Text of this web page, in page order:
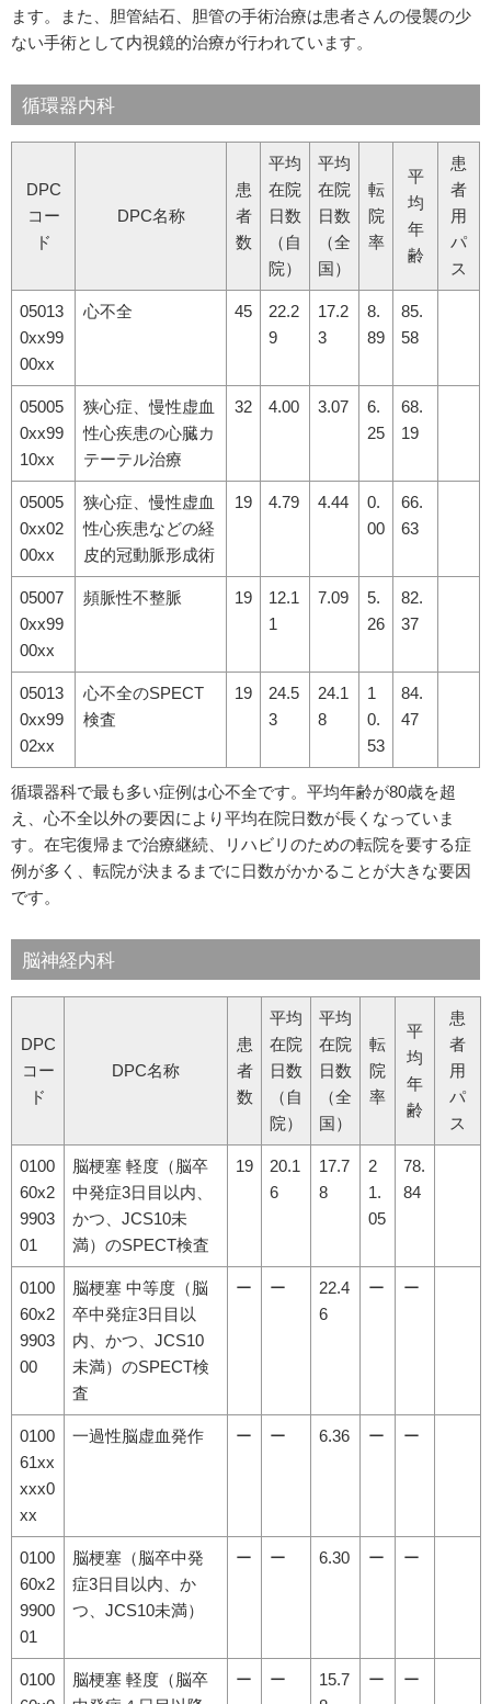
ます。また、胆管結石、胆管の手術治療は患者さんの侵襲の少
ない手術として内視鏡的治療が行われています。
循環器内科
DPC
コー
ド
DPC名称
患
者
数
平均
在院
日数
（自
院）
平均
在院
日数
（全
国）
転
院
率
平
均
年
齢
患
者
用
パ
ス
05013
0xx99
00xx
心不全 45
22.2
9
17.2
3
8.
89
85.
58
05005
0xx99
10xx
狭心症、慢性虚血
性心疾患の心臓カ
テーテル治療
32 4.00 3.07
6.
25
68.
19
05005
0xx02
00xx
狭心症、慢性虚血
性心疾患などの経
皮的冠動脈形成術
19 4.79 4.44
0.
00
66.
63
05007
0xx99
00xx
頻脈性不整脈 19
12.1
1
7.09
5.
26
82.
37
05013
0xx99
02xx
心不全のSPECT
検査
19
24.5
3
24.1
8
1
0.
53
84.
47
循環器科で最も多い症例は心不全です。平均年齢が80歳を超
え、心不全以外の要因により平均在院日数が長くなっていま
す。在宅復帰まで治療継続、リハビリのための転院を要する症
例が多く、転院が決まるまでに日数がかかることが大きな要因
です。
脳神経内科
DPC
コー
ド
DPC名称
患
者
数
平均
在院
日数
（自
院）
平均
在院
日数
（全
国）
転
院
率
平
均
年
齢
患
者
用
パ
ス
0100
60x2
9903
01
脳梗塞 軽度（脳卒
中発症3日目以内、
かつ、JCS10未
満）のSPECT検査
19
20.1
6
17.7
8
2
1.
05
78.
84
0100
60x2
9903
00
脳梗塞 中等度（脳
卒中発症3日目以
内、かつ、JCS10
未満）のSPECT検
査
ー ー
22.4
6
ー ー
0100
61xx
xxx0
xx
一過性脳虚血発作 ー ー 6.36 ー ー
0100
60x2
9900
01
脳梗塞（脳卒中発
症3日目以内、か
つ、JCS10未満）
ー ー 6.30 ー ー
0100
脳梗塞 軽度（脳卒
ー ー
15.7
ー ー